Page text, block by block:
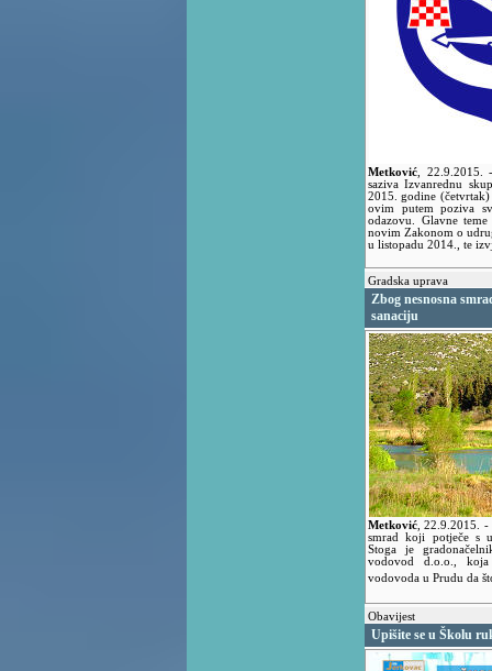
Metković 22.9.2015.
saziva Izvanrednu
2015. godine
ovim putem poziva
odazovu. Glavne
novim Zakonom o
u listopadu 2014., te
Gradska uprava
Zbog nesnosna
sanaciju
Metković ,22.9.2015. -
smrad koji potječe s
Stoga je
vodovod d.o.o., koja
vodovoda u Prudu da
Obavijest
Upišite se u Školu